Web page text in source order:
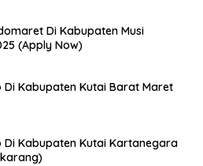
Di Kabupaten Musi
(Apply Now)
Di Kabupaten Kutai Barat Maret
Di Kabupaten Kutai Kartanegara